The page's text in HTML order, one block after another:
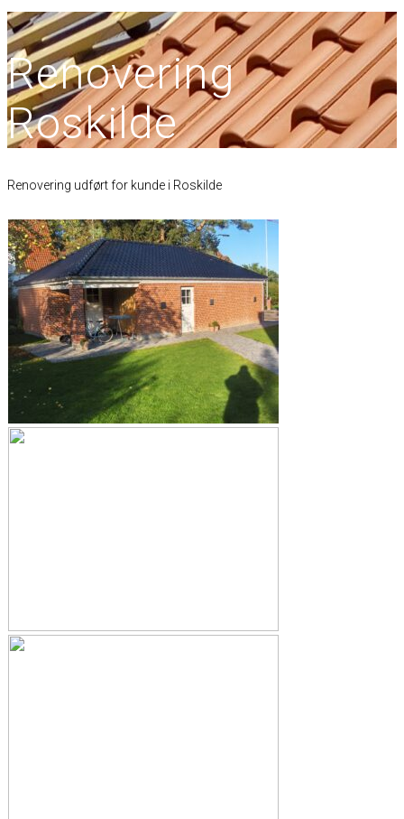
Renovering
Roskilde
Renovering udført for kunde i Roskilde